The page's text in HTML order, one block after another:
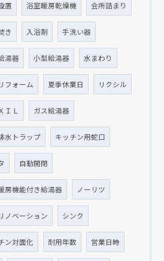
置 浴室暖房乾燥機 会所詰まり
き 入浴剤 手洗い器
湯器 小型給湯器 水まわり
フォーム 夏季休業日 リクシル
ＩＬ ガス給湯器
水トラップ キッチン用蛇口
自動開閉
房機能付き給湯器 ノーリツ
ノベーション シンク
ン対面化 耐用年数 営業日時